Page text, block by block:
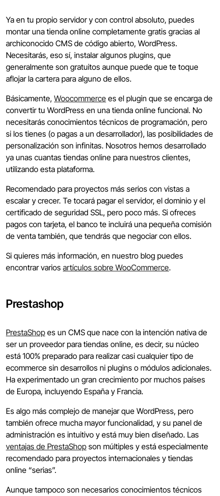
Ya en tu propio servidor y con control absoluto, puedes
montar una tienda online completamente gratis gracias al
archiconocido CMS de código abierto, WordPress.
Necesitarás, eso sí, instalar algunos plugins, que
generalmente son gratuitos aunque puede que te toque
aflojar la cartera para alguno de ellos.
Básicamente, Woocommerce es el plugin que se encarga de
convertir tu WordPress en una tienda online funcional. No
necesitarás conocimientos técnicos de programación, pero
si los tienes (o pagas a un desarrollador), las posibilidades de
personalización son infinitas. Nosotros hemos desarrollado
ya unas cuantas tiendas online para nuestros clientes,
utilizando esta plataforma.
Recomendado para proyectos más serios con vistas a
escalar y crecer. Te tocará pagar el servidor, el dominio y el
certificado de seguridad SSL, pero poco más. Si ofreces
pagos con tarjeta, el banco te incluirá una pequeña comisión
de venta también, que tendrás que negociar con ellos.
Si quieres más información, en nuestro blog puedes
encontrar varios artículos sobre WooCommerce.
Prestashop
PrestaShop es un CMS que nace con la intención nativa de
ser un proveedor para tiendas online, es decir, su núcleo
está 100% preparado para realizar casi cualquier tipo de
ecommerce sin desarrollos ni plugins o módulos adicionales.
Ha experimentado un gran crecimiento por muchos países
de Europa, incluyendo España y Francia.
Es algo más complejo de manejar que WordPress, pero
también ofrece mucha mayor funcionalidad, y su panel de
administración es intuitivo y está muy bien diseñado. Las
ventajas de PrestaShop son múltiples y está especialmente
recomendado para proyectos internacionales y tiendas
online “serias”.
Aunque tampoco son necesarios conocimientos técnicos